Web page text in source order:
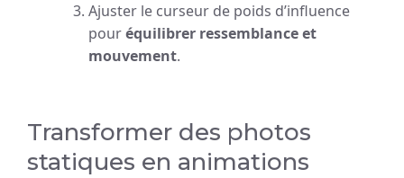
Ajuster le curseur de poids d’influence
pouréquilibrer ressemblance et
mouvement.
Transformer des photos
statiques en animations